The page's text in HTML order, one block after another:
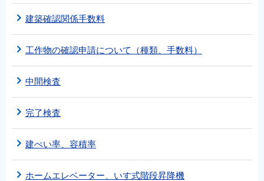
建築確認関係手数料
工作物の確認申請について（種類、手数料）
中間検査
完了検査
建ぺい率、容積率
ホームエレベーター、いす式階段昇降機